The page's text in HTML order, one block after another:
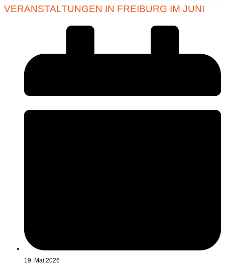
VERANSTALTUNGEN IN FREIBURG IM JUNI
19. Mai 2026